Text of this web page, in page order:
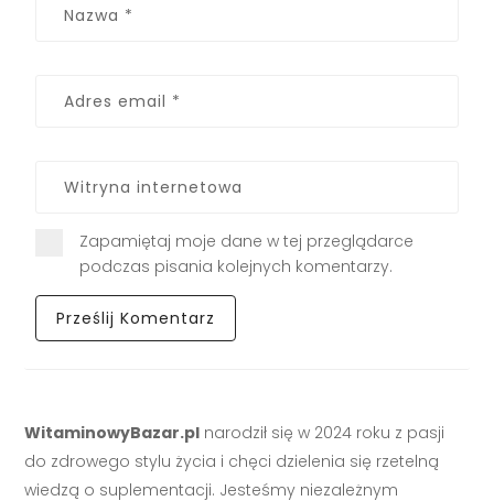
Zapamiętaj moje dane w tej przeglądarce
podczas pisania kolejnych komentarzy.
WitaminowyBazar.pl narodził się w 2024 roku z pasji
do zdrowego stylu życia i chęci dzielenia się rzetelną
wiedzą o suplementacji. Jesteśmy niezależnym